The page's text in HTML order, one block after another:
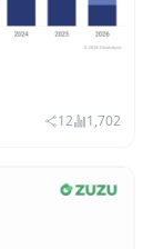
상 폭력
달러 돌파
12 1,702